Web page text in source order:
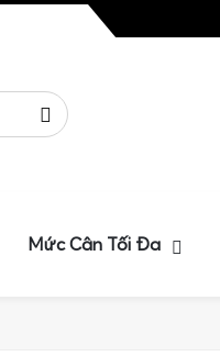
Mức Cân Tối Đa